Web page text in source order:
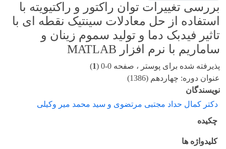
بررسی تغییرات توان راکتور و راکتیویته با
استفاده از حل معادلات سینتیک نقطه ای با
تاثیر فیدبک دما و تولید سموم زینان و
ساماریم با نرم افزار MATLAB
پذیرفته شده برای پوستر ، صفحه 0-0 ( 1
)
عنوان دوره: چهاردهم (1386)
نویسندگان
دکتر کمال حداد مجتبی مرتضوی و سید محمد میر وکیلی
چکیده
کلیدواژه ها